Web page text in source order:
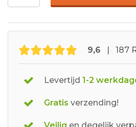
9,6 | 187
Levertijd 1-2
Gratis verzending!